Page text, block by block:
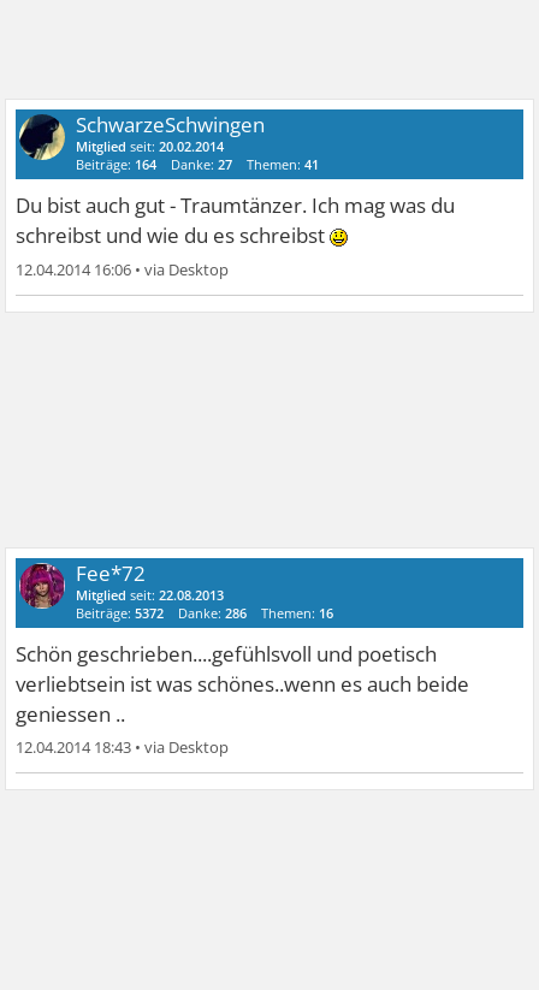
SchwarzeSchwingen
Mitglied seit:20.02.2014
Beiträge: 164 Danke:27 Themen:41
Du bist auch gut - Traumtänzer. Ich mag was du
schreibst und wie du es schreibst
12.04.2014 16:06 •
Fee*72
Mitglied seit:22.08.2013
Beiträge:5372 Danke:286 Themen: 16
Schön geschrieben....gefühlsvoll und poetisch
verliebtsein ist was schönes..wenn es auch beide
geniessen ..
12.04.2014 18:43 •